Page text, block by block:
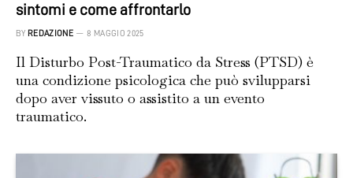
sintomi e come affrontarlo
BY REDAZIONE 8 MAGGIO 2025
Il Disturbo Post-Traumatico da Stress (PTSD) è
una condizione psicologica che può svilupparsi
dopo aver vissuto o assistito a un evento
traumatico.